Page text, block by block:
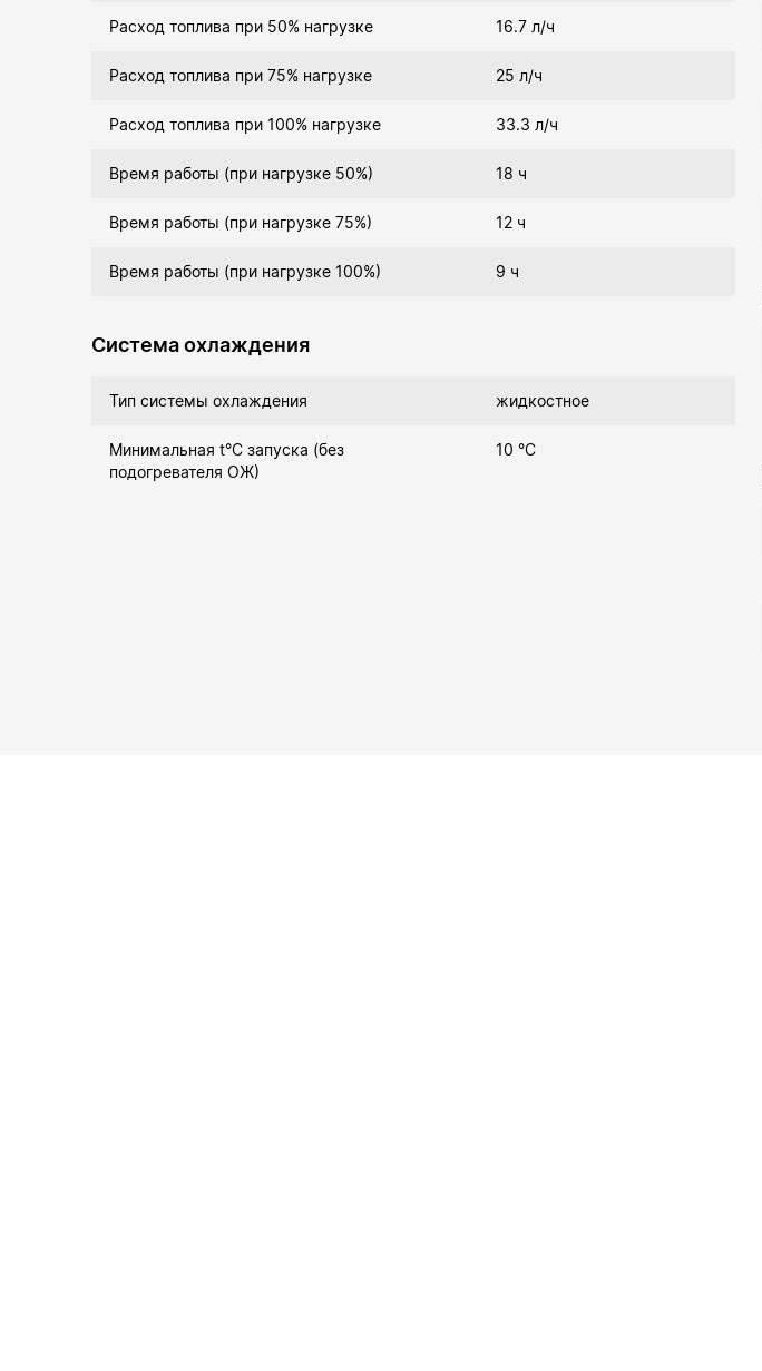
Расход топлива при 50% нагрузке 16.7 л/ч
Расход топлива при 75% нагрузке 25 л/ч
Расход топлива при 100% нагрузке 33.3 л/ч
Время работы (при нагрузке 50%) 18 ч
Время работы (при нагрузке 75%) 12 ч
Время работы (при нагрузке 100%) 9 ч
Система охлаждения
Тип системы охлаждения жидкостное
Минимальная t°С запуска (без
подогревателя ОЖ)
10 °C